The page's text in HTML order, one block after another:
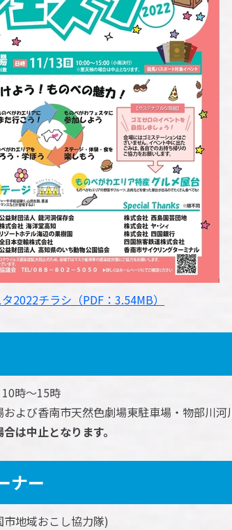
2022チラシ（PDF：3.54MB）
時～15時
よび香南市天然色劇場東駐車場・物部川河
は中止となります。
ナー
地域おこし協力隊)